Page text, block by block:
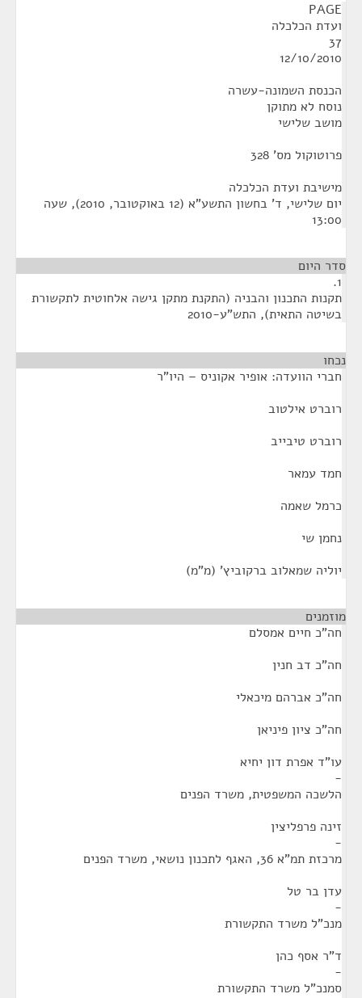
PAGE
ועדת הכלכלה
37
12/10/2010
הכנסת השמונה-עשרה
נוסח לא מתוקן
מושב שלישי
פרוטוקול מס' 328
מישיבת ועדת הכלכלה
‏יום שלישי, ד' בחשון התשע"א (‏12 באוקטובר, 2010), שעה
13:00
סדר היום
1.
תקנות התכנון והבניה (התקנת מתקן גישה אלחוטית לתקשורת
בשיטה התאית), התש"ע-2010
נכחו
חברי הוועדה: אופיר אקוניס – היו"ר
רוברט אילטוב
רוברט טיבייב
חמד עמאר
כרמל שאמה
נחמן שי
יוליה שמאלוב ברקוביץ' (מ"מ)
מוזמנים
חה"כ חיים אמסלם
חה"כ דב חנין
חה"כ אברהם מיכאלי
חה"כ ציון פיניאן
עו"ד אפרת דון יחיא
-
הלשכה המשפטית, משרד הפנים
זינה פרפליצין
-
מרכזת תמ"א 36, האגף לתכנון נושאי, משרד הפנים
עדן בר טל
-
מנכ"ל משרד התקשורת
ד"ר אסף כהן
-
סמנכ"ל משרד התקשורת